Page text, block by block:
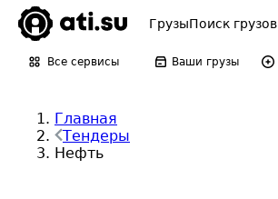
ГрузыПоиск грузов
Все сервисы Ваши грузы
Главная
Тендеры
Нефть